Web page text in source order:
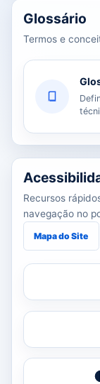
Glossário
Termos e
Recursos
navegação no
Mapa do Site